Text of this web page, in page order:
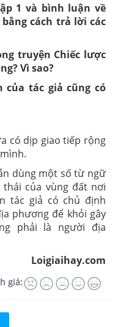
1 và bình luận về
cách trả lời các
truyện Chiếc lược
Vì sao?
của tác giả cũng có
có dịp giao tiếp rộng
dùng một số từ ngữ
của vùng đất nơi
tác giả có chủ định
phương để khỏi gây
phải là người địa
Loigiaihay.com
giá: